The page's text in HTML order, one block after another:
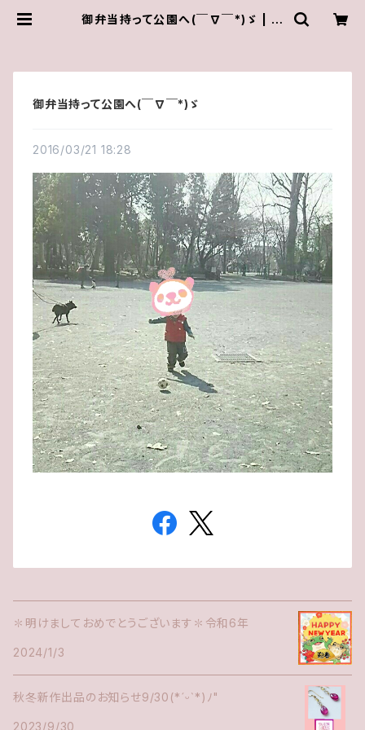
御弁当持って公園へ(￣∇￣*)ゞ | ゆ
御弁当持って公園へ(￣∇￣*)ゞ
2016/03/21 18:28
✽明けましておめでとうございます✽令和6年
2024/1/3
秋冬新作出品のお知らせ9/30(*ˊᵕˋ*)ﾉ"
2023/9/30